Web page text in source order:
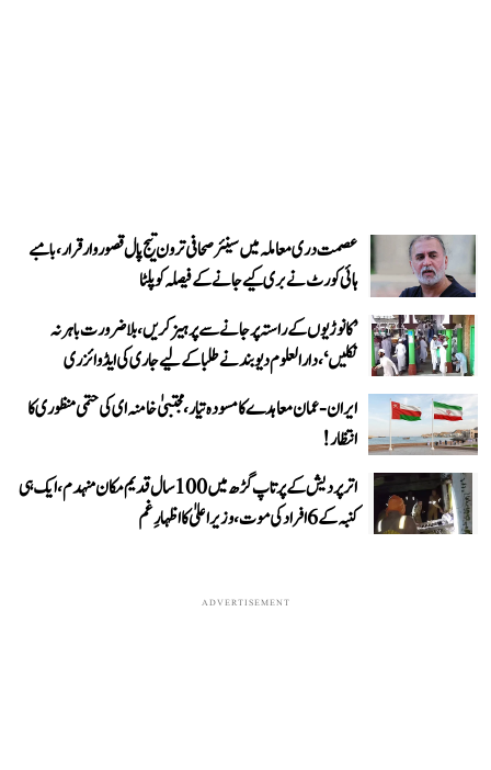
عصمت دری معاملہ میں سینئر صحافی ترون تیج پال قصوروار قرار، بامبے
ہائی کورٹ نے بری کیے جانے کے فیصلہ کو پلٹا
’کانوڑیوں کے راستہ پر جانے سے پرہیز کریں، بلاضرورت باہر نہ
نکلیں‘، دارالعلوم دیوبند نے طلبا کے لیے جاری کی ایڈوائزری
ایران-عمان معاہدے کا مسودہ تیار، مجتبیٰ خامنہ ای کی حتمی منظوری کا
انتظار!
اتر پردیش کے پرتاپ گڑھ میں 100 سال قدیم مکان منہدم، ایک ہی
کنبہ کے 6 افراد کی موت، وزیر اعلیٰ کا اظہارِ غم
ADVERTISEMENT